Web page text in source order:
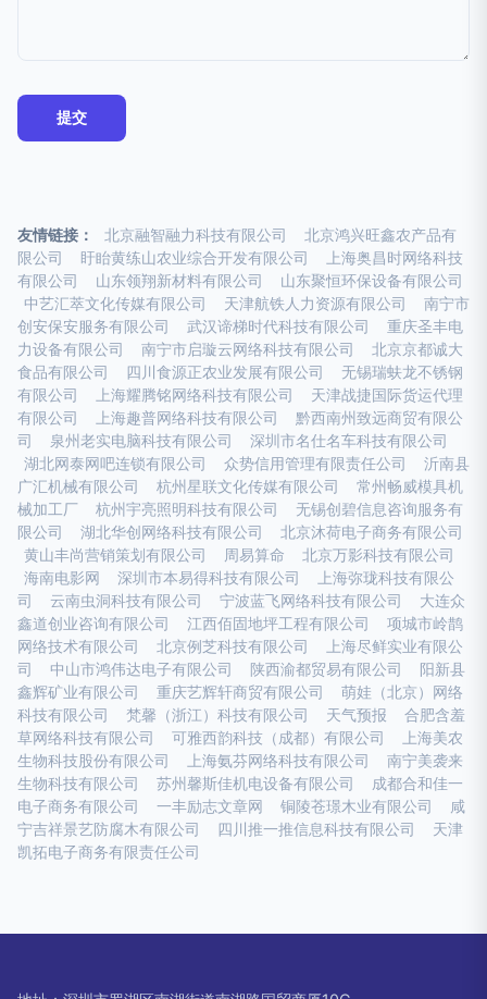
友情链接： 北京融智融力科技有限公司
北京鸿兴旺鑫农产品有
限公司
盱眙黄练山农业综合开发有限公司
上海奥昌时网络科技
有限公司
山东领翔新材料有限公司
山东聚恒环保设备有限公司
中艺汇萃文化传媒有限公司
天津航铁人力资源有限公司
南宁市
创安保安服务有限公司
武汉谛梯时代科技有限公司
重庆圣丰电
力设备有限公司
南宁市启璇云网络科技有限公司
北京京都诚大
食品有限公司
四川食源正农业发展有限公司
无锡瑞蚨龙不锈钢
有限公司
上海耀腾铭网络科技有限公司
天津战捷国际货运代理
有限公司
上海趣普网络科技有限公司
黔西南州致远商贸有限公
司
泉州老实电脑科技有限公司
深圳市名仕名车科技有限公司
湖北网泰网吧连锁有限公司
众势信用管理有限责任公司
沂南县
广汇机械有限公司
杭州星联文化传媒有限公司
常州畅威模具机
械加工厂
杭州宇亮照明科技有限公司
无锡创碧信息咨询服务有
限公司
湖北华创网络科技有限公司
北京沐荷电子商务有限公司
黄山丰尚营销策划有限公司
周易算命
北京万影科技有限公司
海南电影网
深圳市本易得科技有限公司
上海弥珑科技有限公
司
云南虫洞科技有限公司 宁波蓝飞网络科技有限公司
大连众
鑫道创业咨询有限公司
江西佰固地坪工程有限公司
项城市岭鹊
网络技术有限公司
北京例芝科技有限公司
上海尽鲜实业有限公
司
中山市鸿伟达电子有限公司 陕西渝都贸易有限公司
阳新县
鑫辉矿业有限公司
重庆艺辉轩商贸有限公司
萌娃（北京）网络
科技有限公司
梵馨（浙江）科技有限公司 天气预报
合肥含羞
草网络科技有限公司
可雅西韵科技（成都）有限公司
上海美农
生物科技股份有限公司
上海氨芬网络科技有限公司
南宁美袭来
生物科技有限公司
苏州馨斯佳机电设备有限公司
成都合和佳一
电子商务有限公司
一丰励志文章网 铜陵苍璟木业有限公司
咸
宁吉祥景艺防腐木有限公司
四川推一推信息科技有限公司
天津
凯拓电子商务有限责任公司